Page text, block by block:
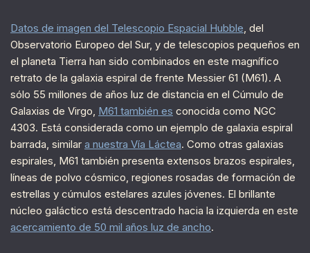
Datos de imagen del Telescopio Espacial Hubble , del
Observatorio Europeo del Sur, y de telescopios pequeños en
el planeta Tierra han sido combinados en este magnífico
retrato de la galaxia espiral de frente Messier 61 (M61). A
sólo 55 millones de años luz de distancia en el Cúmulo de
Galaxias de Virgo, M61 también es conocida como NGC
4303. Está considerada como un ejemplo de galaxia espiral
barrada, similar a nuestra Vía Láctea. Como otras galaxias
espirales, M61 también presenta extensos brazos espirales,
líneas de polvo cósmico, regiones rosadas de formación de
estrellas y cúmulos estelares azules jóvenes. El brillante
núcleo galáctico está descentrado hacia la izquierda en este
acercamiento de 50 mil años luz de ancho.